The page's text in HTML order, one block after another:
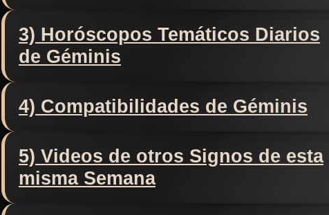
3) Horóscopos Temáticos Diarios
de Géminis
4) Compatibilidades de Géminis
5) Videos de otros Signos de esta
misma Semana